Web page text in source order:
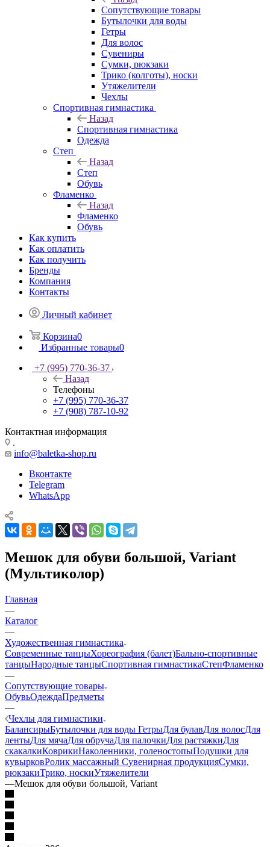
Сопутствующие товары
Бутылочки для воды
Гетры
Для волос
Сувениры
Сумки, рюкзаки
Трико (колготы), носки
Утяжелители
Чехлы
Спортивная гимнастика
Назад
Спортивная гимнастика
Одежда
Степ
Назад
Степ
Обувь
Фламенко
Назад
Фламенко
Обувь
Как купить
Как оплатить
Как получить
Бренды
Компания
Контакты
Личный кабинет
Корзина0
Избранные товары0
+7 (995) 770-36-37
Назад
Телефоны
+7 (995) 770-36-37
+7 (908) 787-10-92
Контактная информация
.
info@baletka-shop.ru
Вконтакте
Telegram
WhatsApp
Мешок для обуви большой, Variant
(Мультиколор)
Главная
—
Каталог
—
Художественная гимнастика
Современные танцыХореография (балет)Бально-спортивные
танцыНародные танцыСпортивная гимнастикаСтепФламенко
—
Сопутствующие товары
ОбувьОдеждаПредметы
—
Чехлы для гимнастики
БалансирыБутылочки для воды ГетрыДля булавДля волосДля
лентыДля мячаДля обручаДля палочкиДля растяжкиДля
скакалкиКоврикиНаколенники, голеностопыПодушки для
кувырковРолик массажный Сувенирная продукцияСумки,
рюкзакиТрико, носкиУтяжелители
—Мешок для обуви большой, Variant